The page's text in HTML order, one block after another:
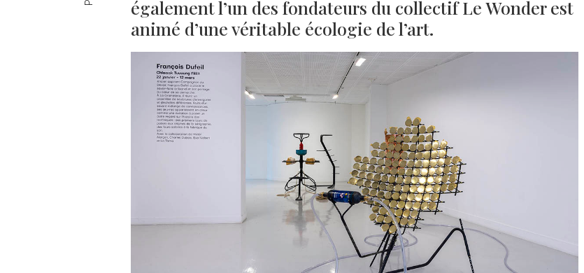
également l’un des fondateurs du collectif Le Wonder est
animé d’une véritable écologie de l’art.